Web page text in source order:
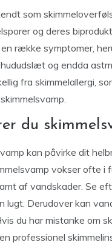
som
og deres
række symptomer,
og endda
fra skimmelallergi,
du
kan påvirke dit
vokser ofte
af vandskader. Se
lugt. Derudover kan
du har mistanke om
professionel